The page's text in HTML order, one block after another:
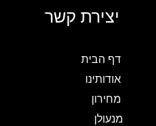
יצירת קשר
דף הבית
אודותינו
מחירון
מנעולן